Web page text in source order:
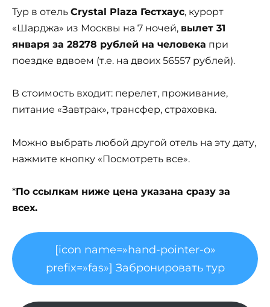
Тур в отель Crystal Plaza Гестхаус, курорт
«Шарджа» из Москвы на 7 ночей, вылет 31
января за 28278 рублей на человека при
поездке вдвоем (т.е. на двоих 56557 рублей).
В стоимость входит: перелет, проживание,
питание «Завтрак», трансфер, страховка.
Можно выбрать любой другой отель на эту дату,
нажмите кнопку «Посмотреть все».
*По ссылкам ниже цена указана сразу за
всех.
[icon name=»hand-pointer-o»
prefix=»fas»] Забронировать тур